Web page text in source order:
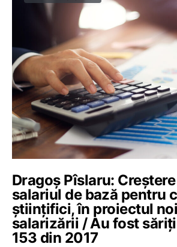
Dragoș Pîslaru:
salariul de bază pentru
științifici, în proiectul
salarizării / Au fost
153 din 2017